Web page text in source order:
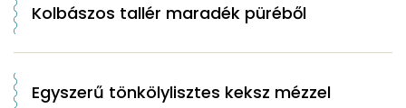
Kolbászos tallér maradék püréből
Egyszerű tönkölylisztes keksz mézzel